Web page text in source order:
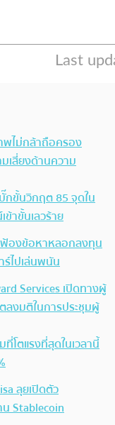
ไม่กล้าถือครอง
มเสี่ยงด้านความ
ขั้นวิกฤต 85 จุดใน
าขั้นเลวร้าย
ฟ้องข้อหาหลอกลงทุน
ไปเล่นพนัน
Services เปิดทางผู้
ลงมติในการประชุมผู้
โตแรงที่สุดในเวลานี้
ลุยเปิดตัว
Stablecoin